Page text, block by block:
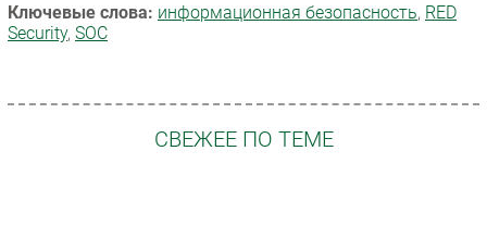
Ключевые слова: информационная безопасность, RED
Security, SOC
СВЕЖЕЕ ПО ТЕМЕ